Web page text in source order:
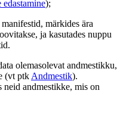
);
märkides ära
ja kasutades nuppu
olemasolevat andmestikku,
(vt ptkAndmestik).
neid andmestikke, mis on